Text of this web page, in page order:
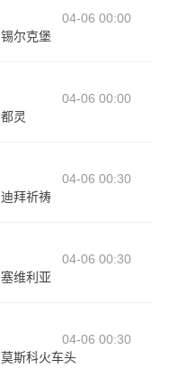
04-06 00:00
锡尔克堡
04-06 00:00
都灵
04-06 00:30
迪拜祈祷
04-06 00:30
塞维利亚
04-06 00:30
莫斯科火车头